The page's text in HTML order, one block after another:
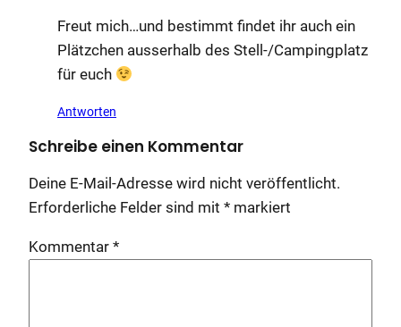
Freut mich…und bestimmt findet ihr auch ein
Plätzchen ausserhalb des Stell-/Campingplatz
für euch
Antworten
Schreibe einen Kommentar
Deine E-Mail-Adresse wird nicht veröffentlicht.
Erforderliche Felder sind mit * markiert
Kommentar *